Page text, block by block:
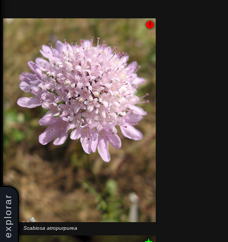
explorar Scabiosa atropurpurea
!